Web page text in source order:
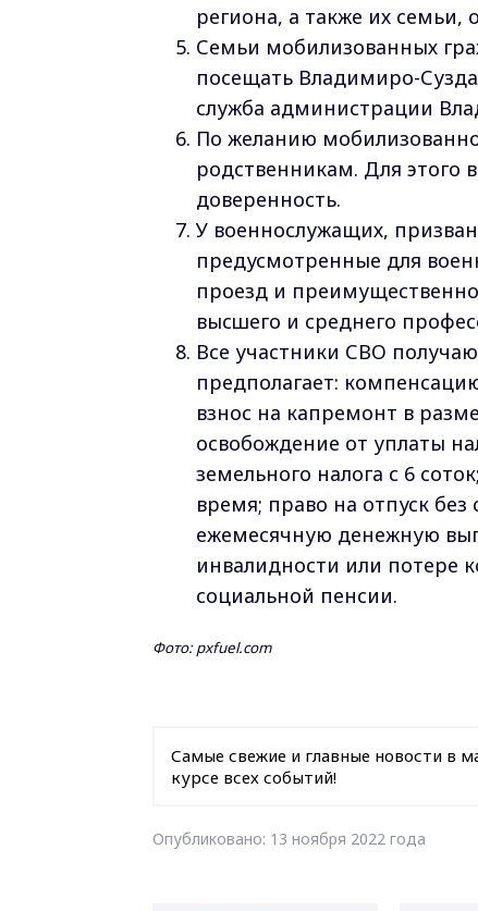
региона, а также их
Семьи мобилизованных
посещать Владимиро-
служба администрации
По желанию
родственникам. Для
доверенность.
У военнослужащих,
предусмотренные для
проезд и
высшего и среднего
Все участники СВО
предполагает:
взнос на капремонт в
освобождение от уплаты
земельного налога с 6
время; право на отпуск
ежемесячную денежную
инвалидности или потере
социальной пенсии.
Фото: pxfuel.com
Самые свежие и главные новости в
курсе всех событий!
Опубликовано: 13 ноября 2022 года